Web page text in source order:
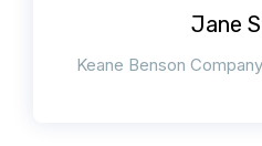
Jane
Keane Benson